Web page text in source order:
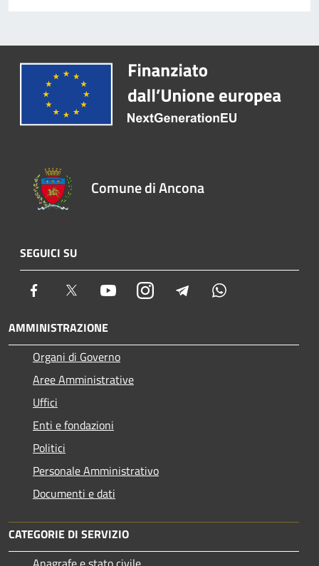
Comune di Ancona
SEGUICI SU
Facebook Twitter YoutubeInstagram Telegram
AMMINISTRAZIONE
Organi di Governo
Aree Amministrative
Uffici
Enti e fondazioni
Politici
Personale Amministrativo
Documenti e dati
CATEGORIE DI SERVIZIO